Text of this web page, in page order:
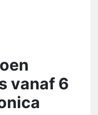
vanaf 6